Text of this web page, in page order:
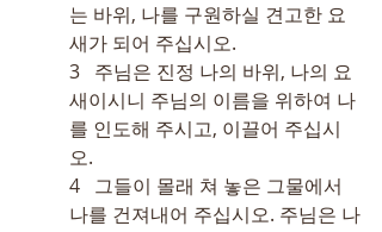
는 바위, 나를 구원하실 견고한 요
새가 되어 주십시오.
3   주님은 진정 나의 바위, 나의 요
새이시니 주님의 이름을 위하여 나
를 인도해 주시고, 이끌어 주십시
오.
4   그들이 몰래 쳐 놓은 그물에서
나를 건져내어 주십시오. 주님은 나